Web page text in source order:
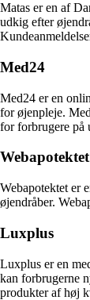
Matas er en af
udkig efter
Med24
Med24 er en
for øjenpleje.
for forbrugere på
Webapotektet
Webapotektet er
øjendråber.
Luxplus
Luxplus er en
kan forbrugerne
produkter af høj